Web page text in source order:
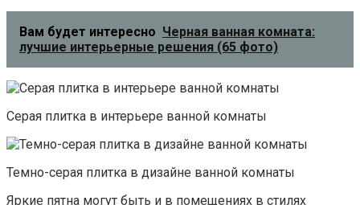
Вам будет интересно Черная ванная комната:
лучшие интерьерные решения (65 фото)
Серая плитка в интерьере ванной комнаты
Темно-серая плитка в дизайне ванной комнаты
Яркие пятна могут быть и в помещениях в стилях